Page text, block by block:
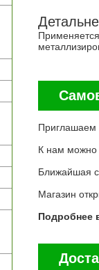
Приглашаем
К нам можно
Ближайшая
Магазин
Подробнее